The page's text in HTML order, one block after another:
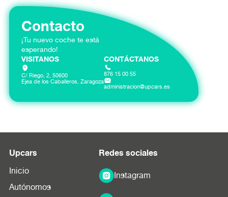
Contacto
¡Tu nuevo coche te está
esperando!
VISITANOS
C/ Riego, 2, 50600
Ejea de los Caballeros, Zaragoza
CONTÁCTANOS
876 15 00 55
administracion@upcars.es
Upcars
Inicio
Autónomos
Redes sociales
Instagram